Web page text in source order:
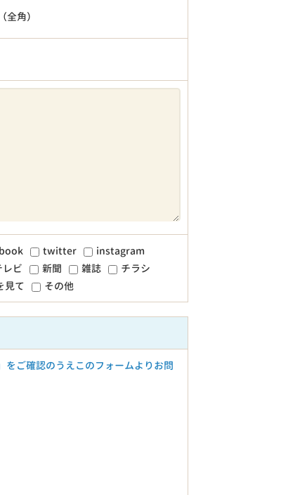
（全角）
twitter
instagram
レビ 新聞 雑誌
チラシ
見て その他
をご確認のうえこのフォームよりお問